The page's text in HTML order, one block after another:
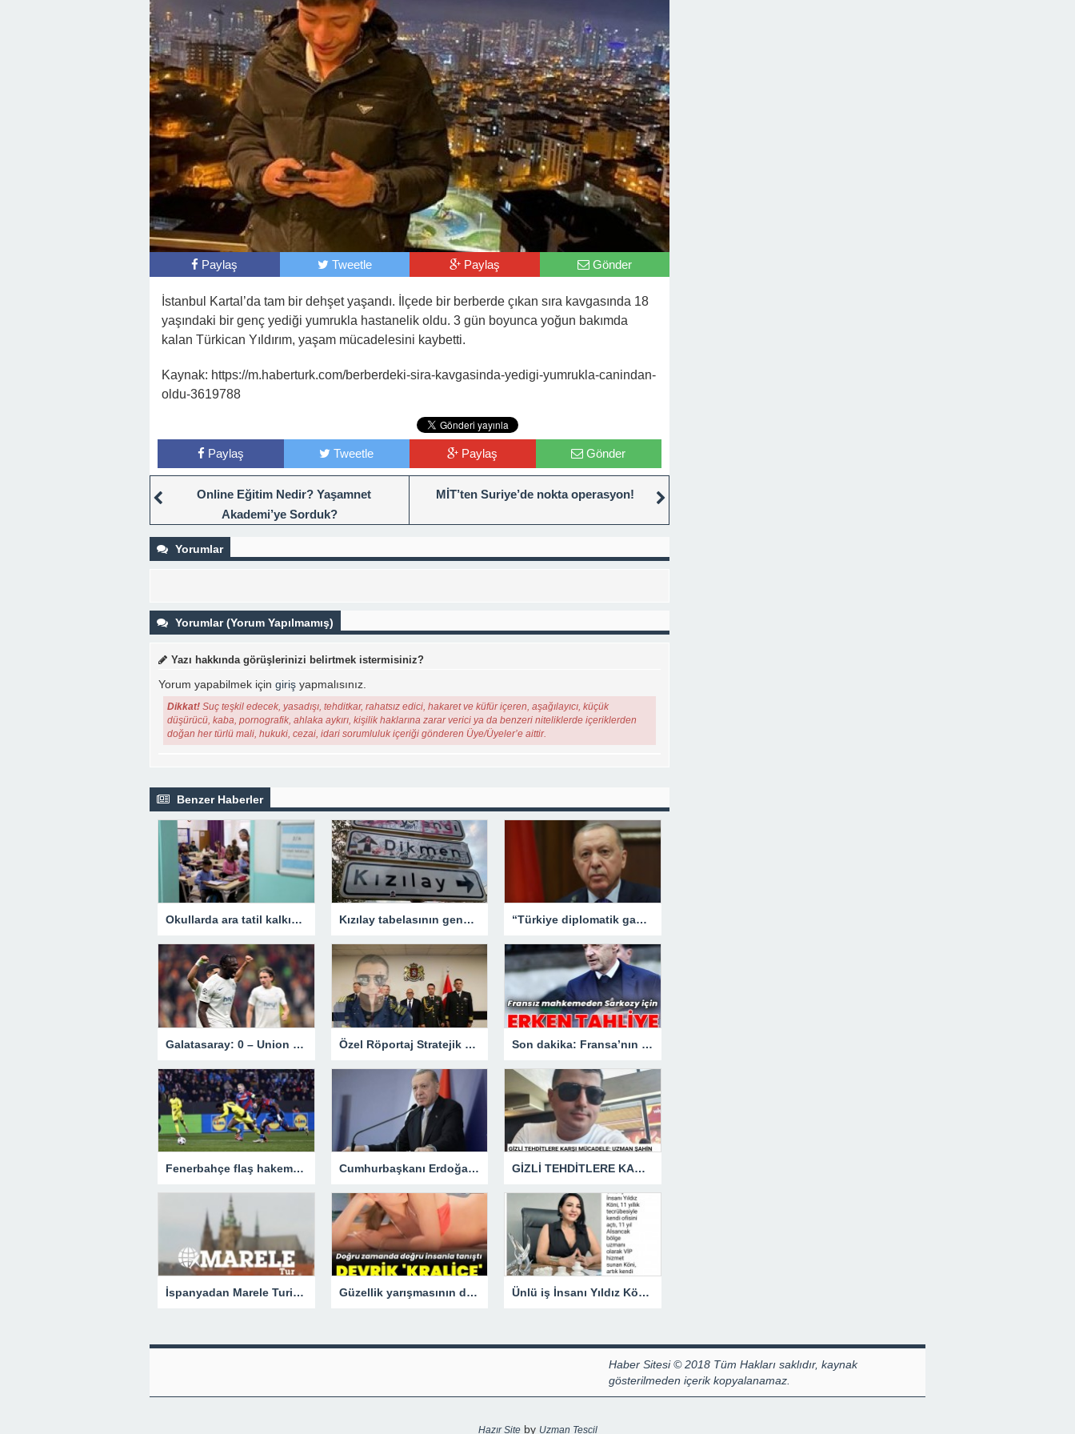
Paylaş Tweetle Paylaş Gönder
İstanbul Kartal’da tam bir dehşet yaşandı. İlçede bir berberde çıkan sıra kavgasında 18
yaşındaki bir genç yediği yumrukla hastanelik oldu. 3 gün boyunca yoğun bakımda
kalan Türkican Yıldırım, yaşam mücadelesini kaybetti.
Kaynak: https://m.haberturk.com/berberdeki-sira-kavgasinda-yedigi-yumrukla-canindan-
oldu-3619788
Paylaş Tweetle Paylaş Gönder
Online Eğitim Nedir? Yaşamnet
Akademi’ye Sorduk?
MİT’ten Suriye’de nokta operasyon!
Yorumlar
Yorumlar (Yorum Yapılmamış)
Yazı hakkında görüşlerinizi belirtmek istermisiniz?
Yorum yapabilmek için giriş yapmalısınız.
Dikkat! Suç teşkil edecek, yasadışı, tehditkar, rahatsız edici, hakaret ve küfür içeren, aşağılayıcı, küçük
düşürücü, kaba, pornografik, ahlaka aykırı, kişilik haklarına zarar verici ya da benzeri niteliklerde içeriklerden
doğan her türlü mali, hukuki, cezai, idari sorumluluk içeriği gönderen Üye/Üyeler’e aittir.
Benzer Haberler
Okullarda ara tatil kalkıyor mu? Bakan Tekin’den açıklama. Kızılay tabelasının gençlerle imtihanı! “Türkiye diplomatik gayretlerine devam edecek”
Galatasaray: 0 – Union Saint-Gilloise: 1 | MAÇ SONUCU ! Özel Röportaj Stratejik Deniz Güvenliği Uzmanı Gemi Kaptanı Şahin Avşar ile Konuştuk? “Karadeniz’de yeni bir güvenlik mimarisi mi doğuyor? Son dakika: Fransa’nın eski lideri Sarkozy’e erken tahliye.
Fenerbahçe flaş hakem için UEFA’ya gitti! Cumhurbaşkanı Erdoğan: Gazze için görev gücünde yer alacağız. GİZLİ TEHDİTLERE KARŞI MÜCADELE: UZMAN ŞAHİN AVŞAR ANLATIYOR – “İSTİHBARATA KARŞI KOYMADAN VAZGEÇMEK, KAPINIZI AÇIK BIRAKMAK GİBİDİR!”
İspanyadan Marele Turizm Firmasına Başarı Ödülü. Güzellik yarışmasının devrik kraliçesi Hülya Avşar, sinemanın kraliçesi oldu. Ünlü iş İnsanı Yıldız Köni, 11 Yıllık Tecrübesiyle Kendi Ofisini açtı !
Haber Sitesi © 2018 Tüm Hakları saklıdır, kaynak
gösterilmeden içerik kopyalanamaz.
Hazır Siteby Uzman Tescil